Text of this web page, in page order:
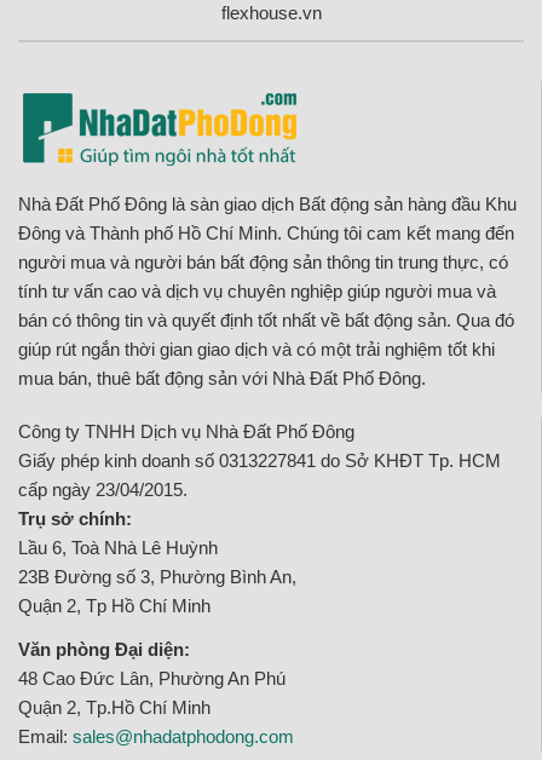
flexhouse.vn
Nhà Đất Phố Đông là sàn giao dịch Bất động sản hàng đầu Khu
Đông và Thành phố Hồ Chí Minh. Chúng tôi cam kết mang đến
người mua và người bán bất động sản thông tin trung thực, có
tính tư vấn cao và dịch vụ chuyên nghiệp giúp người mua và
bán có thông tin và quyết định tốt nhất về bất động sản. Qua đó
giúp rút ngắn thời gian giao dịch và có một trải nghiệm tốt khi
mua bán, thuê bất động sản với Nhà Đất Phố Đông.
Công ty TNHH Dịch vụ Nhà Đất Phố Đông
Giấy phép kinh doanh số 0313227841 do Sở KHĐT Tp. HCM
cấp ngày 23/04/2015.
Trụ sở chính:
Lầu 6, Toà Nhà Lê Huỳnh
23B Đường số 3, Phường Bình An,
Quận 2, Tp Hồ Chí Minh
Văn phòng Đại diện:
48 Cao Đức Lân, Phường An Phú
Quận 2, Tp.Hồ Chí Minh
Email: sales@nhadatphodong.com